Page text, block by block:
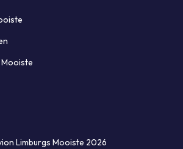
Mooiste
Limburgs Mooiste 2026